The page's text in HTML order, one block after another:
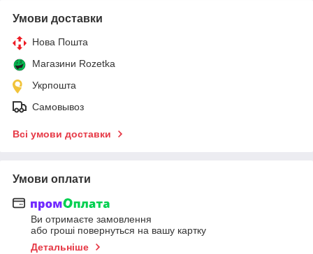
Умови доставки
Нова Пошта
Магазини Rozetka
Укрпошта
Самовывоз
Всі умови доставки
Умови оплати
Ви отримаєте замовлення
або гроші повернуться на вашу картку
Детальніше